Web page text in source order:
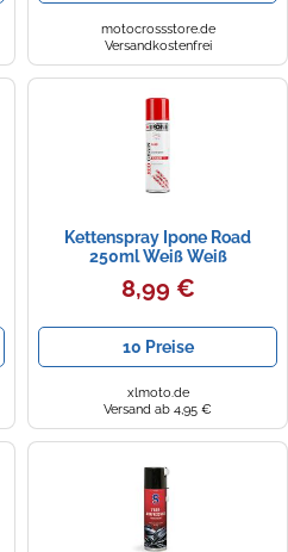
motocrossstore.de
Versandkostenfrei
Kettenspray Ipone Road
250ml Weiß Weiß
8,99 €
10 Preise
xlmoto.de
Versand ab 4,95 €